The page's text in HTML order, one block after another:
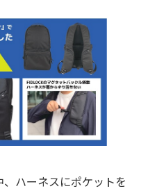
ハーネスにポケットを